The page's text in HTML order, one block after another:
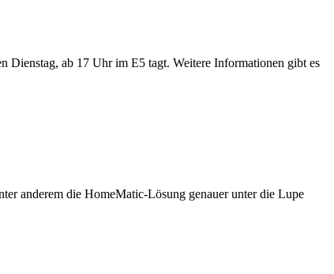
Dienstag, ab 17 Uhr im E5 tagt. Weitere Informationen gibt es
anderem die HomeMatic-Lösung genauer unter die Lupe